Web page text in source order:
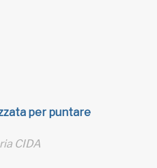
per puntare
CIDA